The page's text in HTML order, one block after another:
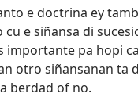
e doctrina ey
e siñansa di
importante pa hopi
otro siñansanan ta
berdad of no.